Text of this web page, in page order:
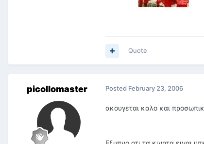
Quote
picollomaster Posted February 23, 2006
ακουγεται καλο και